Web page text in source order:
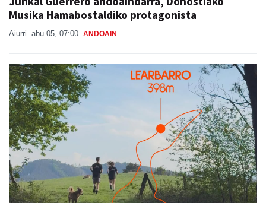
Musika Hamabostaldiko protagonista
Aiurri abu 05, 07:00 ANDOAIN